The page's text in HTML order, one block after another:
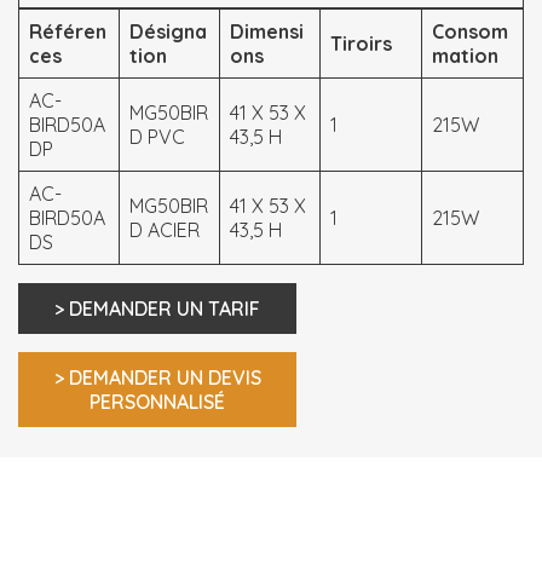
Référen
ces
Désigna
tion
Dimensi
ons
Tiroirs
Consom
mation
AC-
BIRD50A
DP
MG50BIR
D PVC
41 X 53 X
43,5 H
1 215W
AC-
BIRD50A
DS
MG50BIR
D ACIER
41 X 53 X
43,5 H
1 215W
> DEMANDER UN TARIF
> DEMANDER UN DEVIS
PERSONNALISÉ